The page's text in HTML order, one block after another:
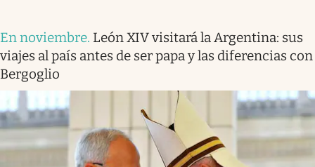
En noviembre. León XIV visitará la Argentina: sus
viajes al país antes de ser papa y las diferencias con
Bergoglio